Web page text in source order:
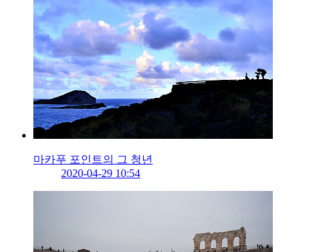
마카푸 포인트의 그 청년
2020-04-29 10:54